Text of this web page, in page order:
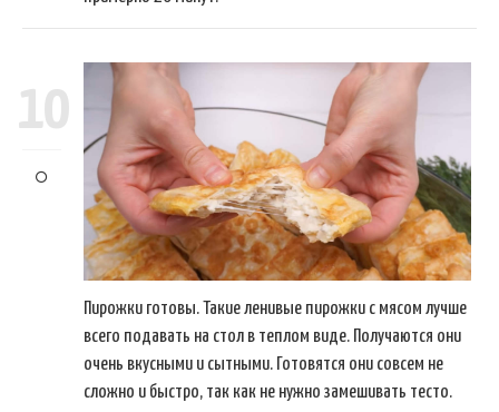
10
Пирожки готовы. Такие ленивые пирожки с мясом лучше
всего подавать на стол в теплом виде. Получаются они
очень вкусными и сытными. Готовятся они совсем не
сложно и быстро, так как не нужно замешивать тесто.